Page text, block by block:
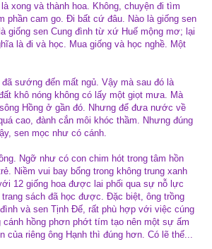
xong và thành hoa. Không, chuyện đi tìm
phần cam go. Đi bất cứ đâu. Nào là giống sen
giống sen Cung đình từ xứ Huế mộng mơ; lại
là đi và học. Mua giống và học nghề. Một
sướng đến mất ngủ. Vậy mà sau đó là
khô nóng không có lấy một giọt mưa. Mà
Hồng ở gần đó. Nhưng để đưa nước về
cao, đành cắn môi khóc thầm. Nhưng đúng
sen mọc như có cánh.
Ngỡ như có con chim hót trong tâm hồn
Niềm vui bay bổng trong không trung xanh
12 giống hoa được lai phối qua sự nỗ lực
sách đã học được. Đặc biệt, ông trồng
và sen Tịnh Đế, rất phù hợp với việc cúng
hồng phơn phớt tím tạo nên một sự ấm
của riêng ông Hạnh thì đúng hơn. Có lẽ thế...